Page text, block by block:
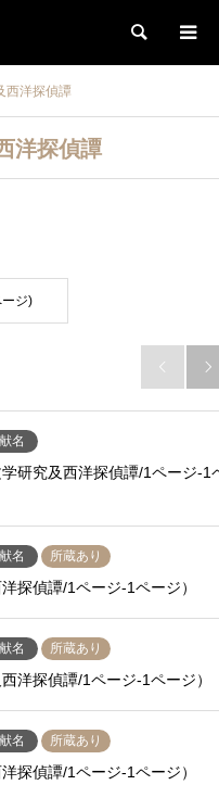
検索
洋探偵譚
洋探偵譚
ージ)
 
名
研究及西洋探偵譚/1ページ-1
名 所蔵あり
探偵譚/1ページ-1ページ）
名 所蔵あり
洋探偵譚/1ページ-1ページ）
名 所蔵あり
探偵譚/1ページ-1ページ）